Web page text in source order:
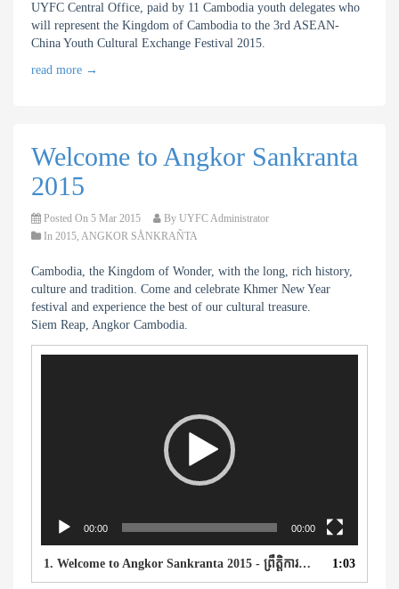
UYFC Central Office, paid by 11 Cambodia youth delegates who
will represent the Kingdom of Cambodia to the 3rd ASEAN-
China Youth Cultural Exchange Festival 2015.
read more →
Welcome to Angkor Sankranta
2015
Posted On 5 Mar 2015 By UYFC Administrator
In 2015, ANGKOR SÅNKRAÑTA
Cambodia, the Kingdom of Wonder, with the long, rich history,
culture and tradition. Come and celebrate Khmer New Year
festival and experience the best of our cultural treasure.
Siem Reap, Angkor Cambodia.
00:00 00:00
1. Welcome to Angkor Sankranta 2015 - ព្រឹត្តិការណ៍អង្គរសង្ក្រាន្ត - Angkor Sankranta 1:03